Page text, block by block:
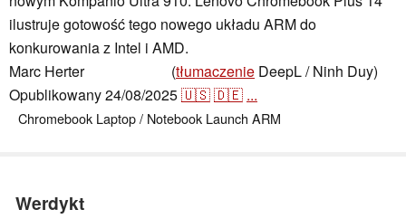
ilustruje gotowość tego nowego układu ARM do
konkurowania z Intel i AMD.
Marc Herter, (tłumaczenie DeepL / Ninh Duy)
Opublikowany24/08/2025🇺🇸🇩🇪 ...
Chromebook Laptop / Notebook Launch ARM
Werdykt